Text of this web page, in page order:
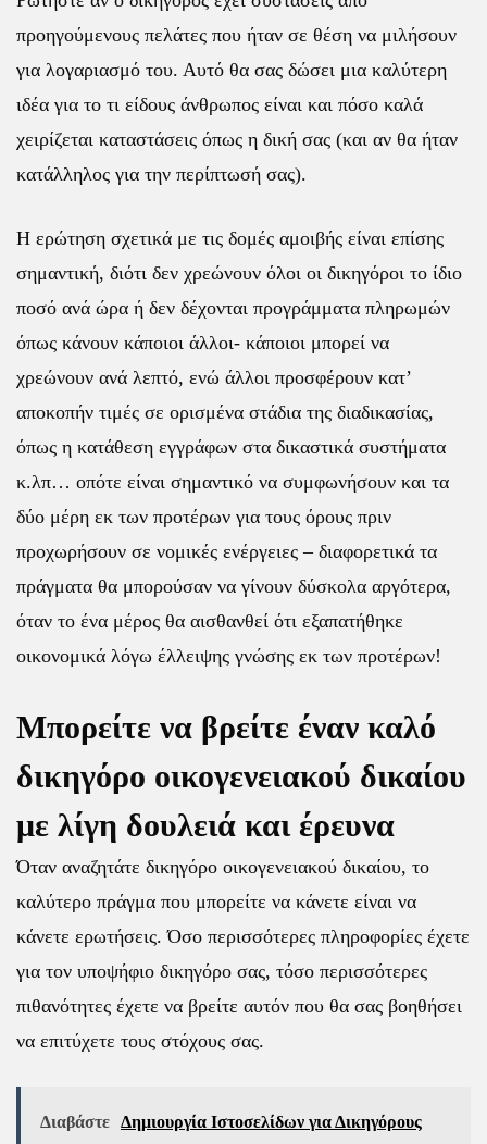
προηγούμενους πελάτες που ήταν σε θέση να μιλήσουν
για λογαριασμό του. Αυτό θα σας δώσει μια καλύτερη
ιδέα για το τι είδους άνθρωπος είναι και πόσο καλά
χειρίζεται καταστάσεις όπως η δική σας (και αν θα ήταν
κατάλληλος για την περίπτωσή σας).
Η ερώτηση σχετικά με τις δομές αμοιβής είναι επίσης
σημαντική, διότι δεν χρεώνουν όλοι οι δικηγόροι το ίδιο
ποσό ανά ώρα ή δεν δέχονται προγράμματα πληρωμών
όπως κάνουν κάποιοι άλλοι- κάποιοι μπορεί να
χρεώνουν ανά λεπτό, ενώ άλλοι προσφέρουν κατ’
αποκοπήν τιμές σε ορισμένα στάδια της διαδικασίας,
όπως η κατάθεση εγγράφων στα δικαστικά συστήματα
κ.λπ… οπότε είναι σημαντικό να συμφωνήσουν και τα
δύο μέρη εκ των προτέρων για τους όρους πριν
προχωρήσουν σε νομικές ενέργειες – διαφορετικά τα
πράγματα θα μπορούσαν να γίνουν δύσκολα αργότερα,
όταν το ένα μέρος θα αισθανθεί ότι εξαπατήθηκε
οικονομικά λόγω έλλειψης γνώσης εκ των προτέρων!
Μπορείτε να βρείτε έναν καλό
δικηγόρο οικογενειακού δικαίου
με λίγη δουλειά και έρευνα
Όταν αναζητάτε δικηγόρο οικογενειακού δικαίου, το
καλύτερο πράγμα που μπορείτε να κάνετε είναι να
κάνετε ερωτήσεις. Όσο περισσότερες πληροφορίες έχετε
για τον υποψήφιο δικηγόρο σας, τόσο περισσότερες
πιθανότητες έχετε να βρείτε αυτόν που θα σας βοηθήσει
να επιτύχετε τους στόχους σας.
Διαβάστε Δημιουργία Ιστοσελίδων για Δικηγόρους